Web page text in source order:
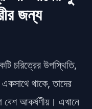
জন্য
চরিত্রের উপস্থিতি,
থাকে, তাদের
বেশ আকর্ষণীয়। এখানে